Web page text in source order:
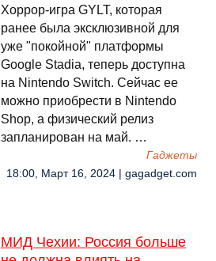
Хоррор-игра GYLT, которая
ранее была эксклюзивной для
уже "покойной" платформы
Google Stadia, теперь доступна
на Nintendo Switch. Сейчас ее
можно приобрести в Nintendo
Shop, а физический релиз
запланирован на май. …
Гаджеты
18:00, Март 16, 2024 | gagadget.com
МИД Чехии: Россия больше